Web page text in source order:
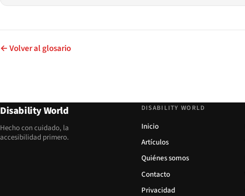
← Volver al glosario
Disability World
Hecho con cuidado, la
accesibilidad primero.
DISABILITY WORLD
Inicio
Artículos
Quiénes somos
Contacto
Privacidad